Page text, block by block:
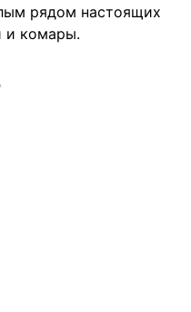
рядом настоящих
и комары.